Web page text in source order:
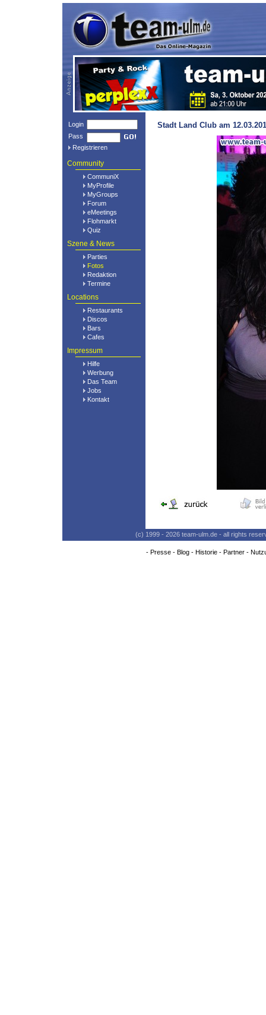
Login
Pass
Registrieren
Community
CommuniX
MyProfile
MyGroups
Forum
eMeetings
Flohmarkt
Quiz
Szene & News
Parties
Fotos
Redaktion
Termine
Locations
Restaurants
Discos
Bars
Cafes
Impressum
Hilfe
Werbung
Das Team
Jobs
Kontakt
Stadt Land Club am
(c) 1999 - 2026 team-ulm.de - all rights
- Presse- Blog- Historie- Partner-